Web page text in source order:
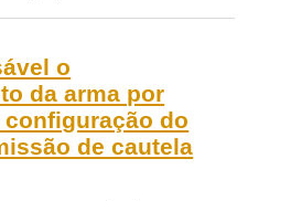
o
da arma por
configuração do
de cautela